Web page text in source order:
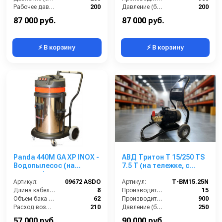
Рабочее давление (бар):
200
Мощность (кВт):
87 000 руб.
⚡ В корзину
Давление (бар):
200
Напряжение (В):
87 000 руб.
⚡ В корзину
Panda 440M GA XP INOX -
Водопылесос (на
тележке)
Артикул:
09672 ASDO
Длина кабеля (м):
8
Объем бака (л):
62
Расход воздуха (л/сек):
210
Уровень шума (дБ):
АВД Тритон Т 15/250 TS
7.5 Т (на тележке, с
с теплозащитой)
Артикул:
Т-BM15.25N
Производительность (л/мин):
15
Производительность (л/ч):
900
Давление (бар):
250
Напряжение (В):